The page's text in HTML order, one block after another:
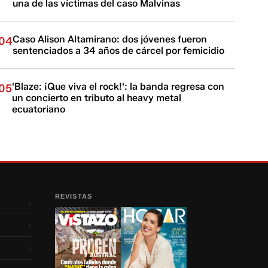
una de las víctimas del caso Malvinas
Caso Alison Altamirano: dos jóvenes fueron
sentenciados a 34 años de cárcel por femicidio
'Blaze: ¡Que viva el rock!': la banda regresa con
un concierto en tributo al heavy metal
ecuatoriano
›
›
›
REVISTAS